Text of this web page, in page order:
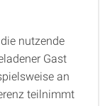
nutzende
Gast
an
teilnimmt